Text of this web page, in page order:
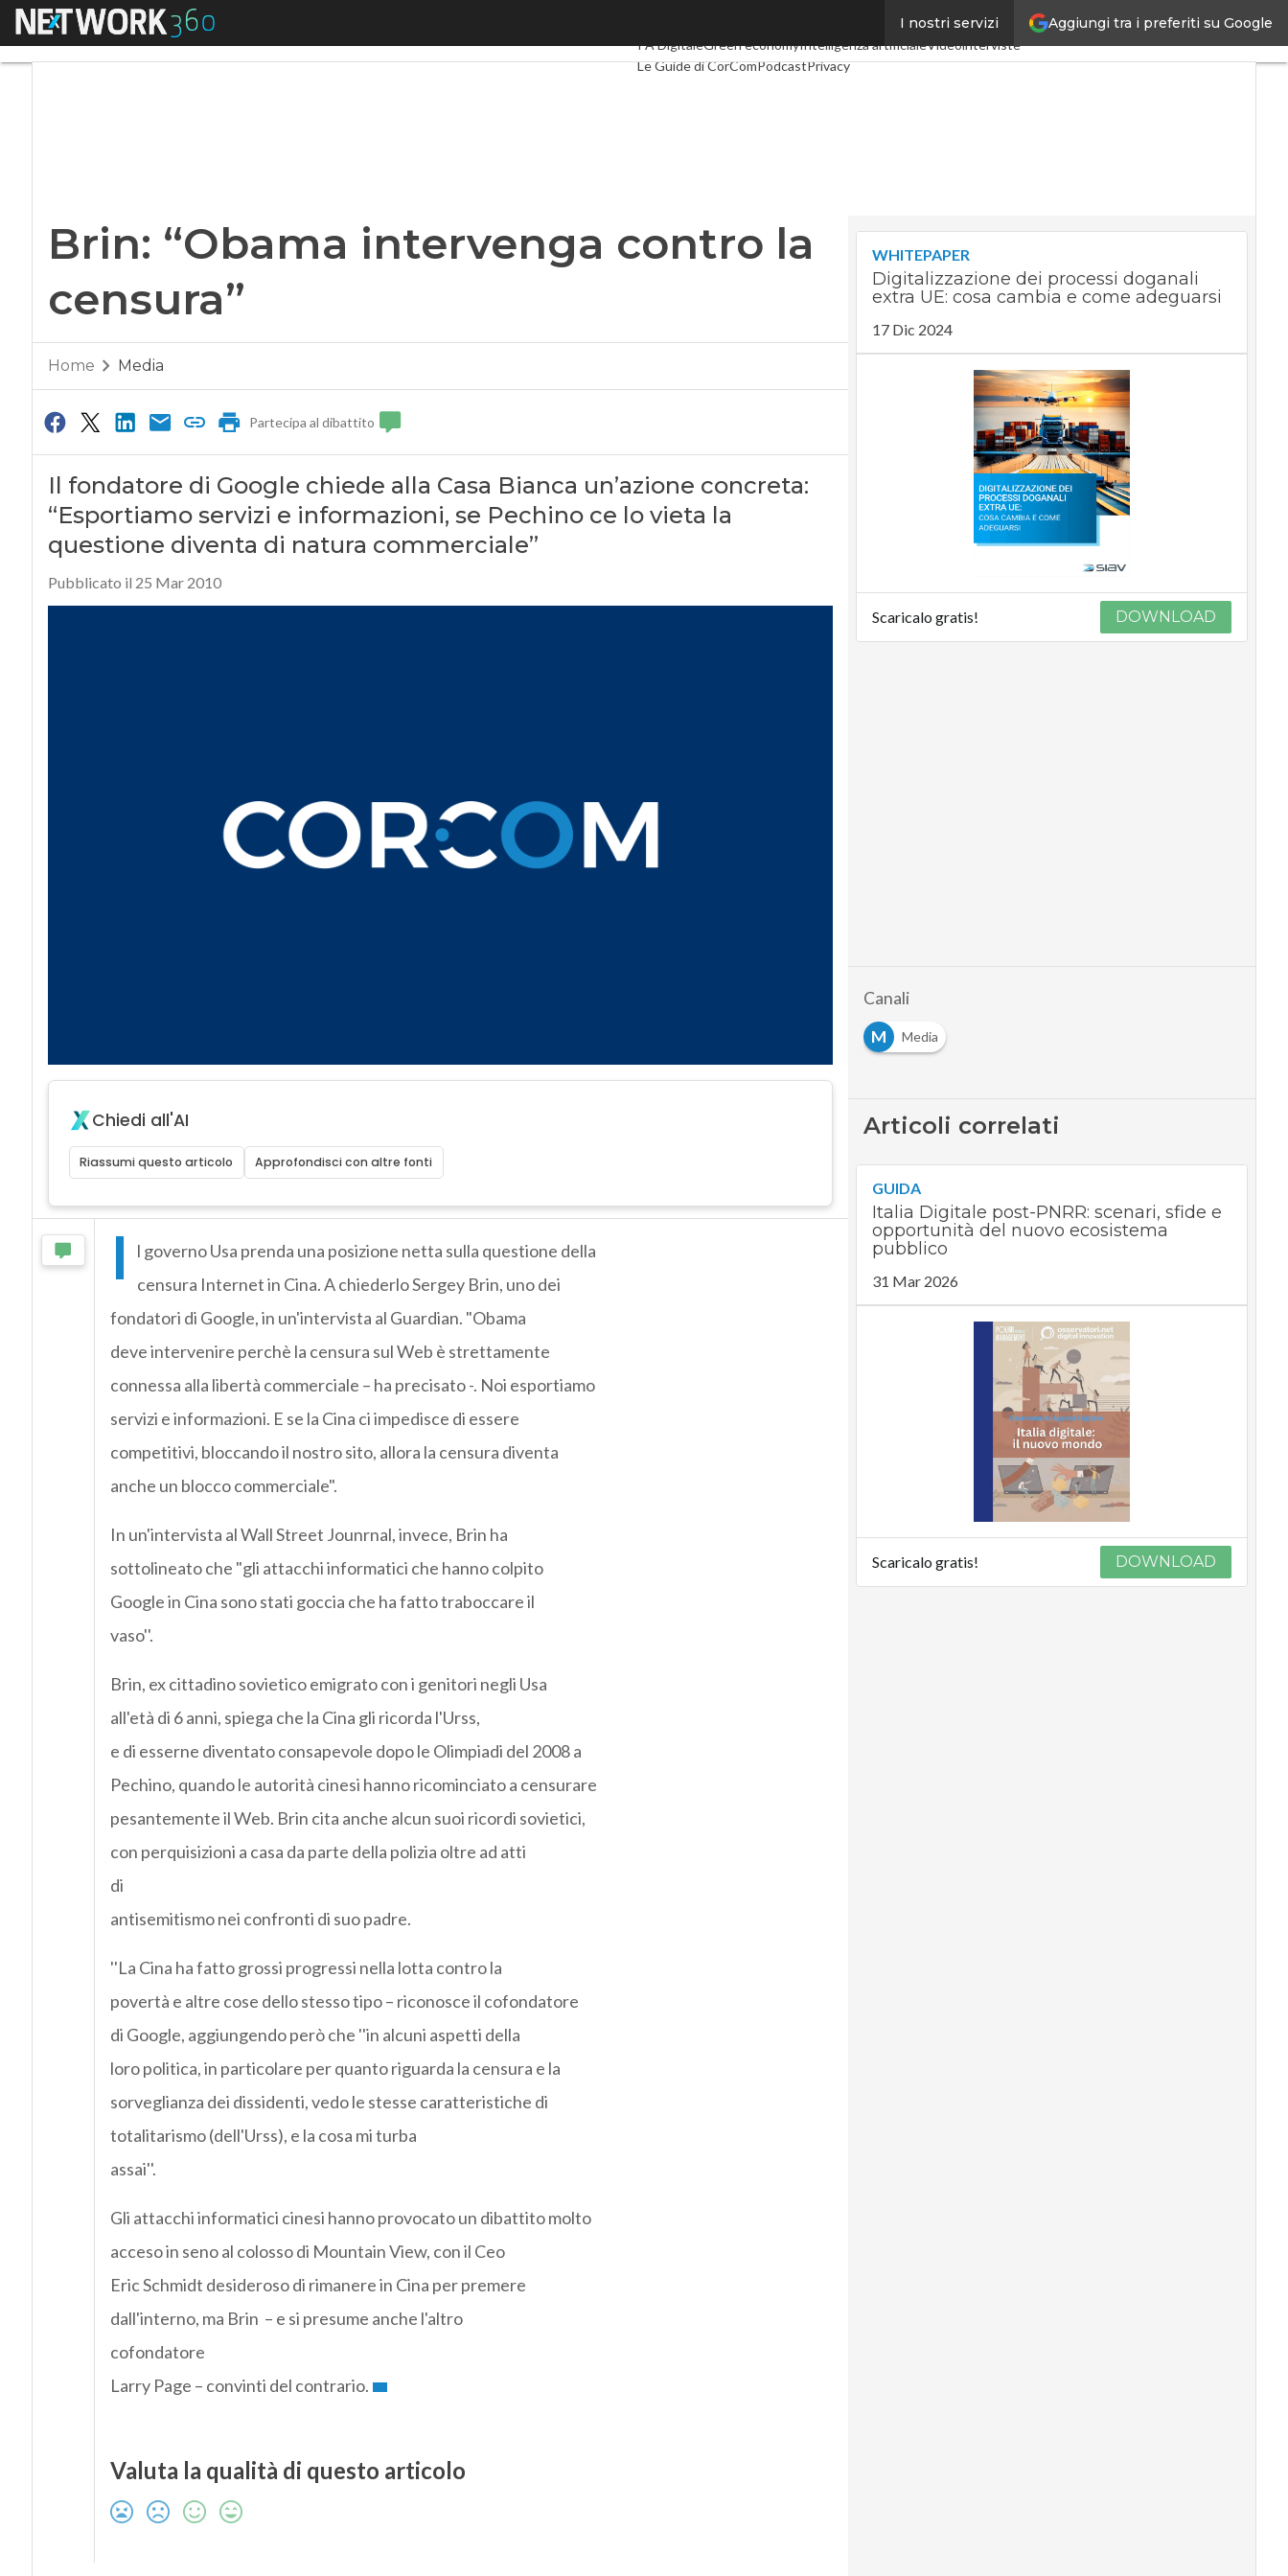
Aggiungi tra i preferiti su Google
I nostri servizi
Menu Industria 4.0SpacEconomy
PA DigitaleGreen economyIntelligenza artificialeVideointerviste
Le Guide di CorComPodcastPrivacy
Brin: “Obama intervenga contro la
censura”
Home Media
Partecipa al dibattito
Il fondatore di Google chiede alla Casa Bianca un’azione concreta:
“Esportiamo servizi e informazioni, se Pechino ce lo vieta la
questione diventa di natura commerciale”
Pubblicato il 25 Mar 2010
Chiedi all'AI
Riassumi questo articolo Approfondisci con altre fonti
I
l governo Usa prenda una posizione netta sulla questione della
censura Internet in Cina. A chiederlo Sergey Brin, uno dei
fondatori di Google, in un'intervista al Guardian. "Obama
deve intervenire perchè la censura sul Web è strettamente
connessa alla libertà commerciale – ha precisato -. Noi esportiamo
servizi e informazioni. E se la Cina ci impedisce di essere
competitivi, bloccando il nostro sito, allora la censura diventa
anche un blocco commerciale".
In un'intervista al Wall Street Jounrnal, invece, Brin ha
sottolineato che "gli attacchi informatici che hanno colpito
Google in Cina sono stati goccia che ha fatto traboccare il
vaso''.
Brin, ex cittadino sovietico emigrato con i genitori negli Usa
all'età di 6 anni, spiega che la Cina gli ricorda l'Urss,
e di esserne diventato consapevole dopo le Olimpiadi del 2008 a
Pechino, quando le autorità cinesi hanno ricominciato a censurare
pesantemente il Web. Brin cita anche alcun suoi ricordi sovietici,
con perquisizioni a casa da parte della polizia oltre ad atti
di
antisemitismo nei confronti di suo padre.
''La Cina ha fatto grossi progressi nella lotta contro la
povertà e altre cose dello stesso tipo – riconosce il cofondatore
di Google, aggiungendo però che ''in alcuni aspetti della
loro politica, in particolare per quanto riguarda la censura e la
sorveglianza dei dissidenti, vedo le stesse caratteristiche di
totalitarismo (dell'Urss), e la cosa mi turba
assai''.
Gli attacchi informatici cinesi hanno provocato un dibattito molto
acceso in seno al colosso di Mountain View, con il Ceo
Eric Schmidt desideroso di rimanere in Cina per premere
dall'interno, ma Brin – e si presume anche l'altro
cofondatore
Larry Page – convinti del contrario.
Valuta la qualità di questo articolo
WHITEPAPER
Digitalizzazione dei processi doganali
extra UE: cosa cambia e come adeguarsi
17 Dic 2024
Scaricalo gratis! DOWNLOAD
Canali
M
Media
Articoli correlati
GUIDA
Italia Digitale post-PNRR: scenari, sfide e
opportunità del nuovo ecosistema
pubblico
31 Mar 2026
Scaricalo gratis! DOWNLOAD